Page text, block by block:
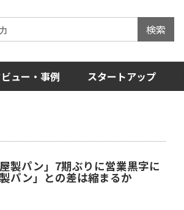
検索
ュー・事例 スタートアップ
製パン」7期ぶりに営業黒字に
パン」との差は縮まるか